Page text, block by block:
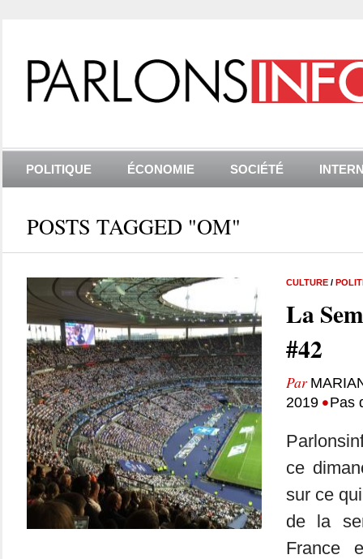
POLITIQUE ÉCONOMIE SOCIÉTÉ
POSTS TAGGED "OM"
CULTURE/
La
#42
Par
2019 •Pas
ce
sur ce
de la
France